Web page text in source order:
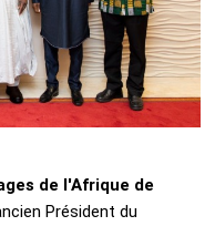
de l'Afrique de
Président du